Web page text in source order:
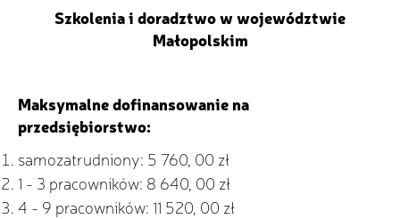
Szkolenia i doradztwo w województwie
Małopolskim
Maksymalne dofinansowanie na
przedsiębiorstwo:
samozatrudniony: 5 760, 00 zł
1 - 3 pracowników: 8 640, 00 zł
4 - 9 pracowników: 11 520, 00 zł